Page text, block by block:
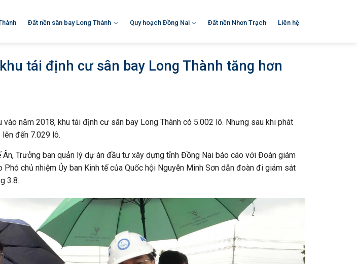
Đất nền sân bay Long Thành Quy hoạch Đồng Nai Đất nền Nhơn Trạch Liên hệ
tái định cư sân bay Long Thành tăng hơn
năm 2018, khu tái định cư sân bay Long Thành có 5.002 lô. Nhưng sau khi phát
đến 7.029 lô.
Trưởng ban quản lý dự án đầu tư xây dựng tỉnh Đồng Nai báo cáo với Đoàn giám
Phó chủ nhiệm Ủy ban Kinh tế của Quốc hội Nguyễn Minh Sơn dẫn đoàn đi giám sát
3.8.